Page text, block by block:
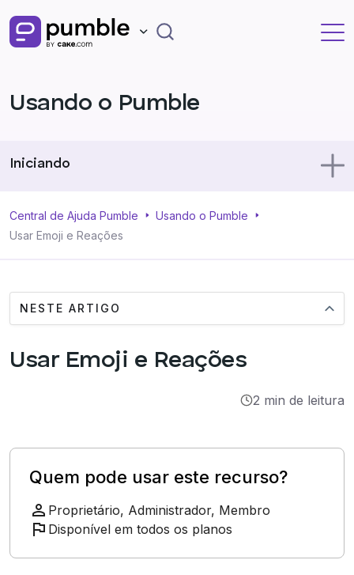
Usando o Pumble
Integrações
Iniciando
Usando o Pumble
Administração
Central de Ajuda Pumble
Usando o Pumble
Usar Emoji e Reações
NESTE ARTIGO
Usar Emoji e Reações
2 min de leitura
Quem pode usar este recurso?
Proprietário, Administrador, Membro
Disponível em todos os planos